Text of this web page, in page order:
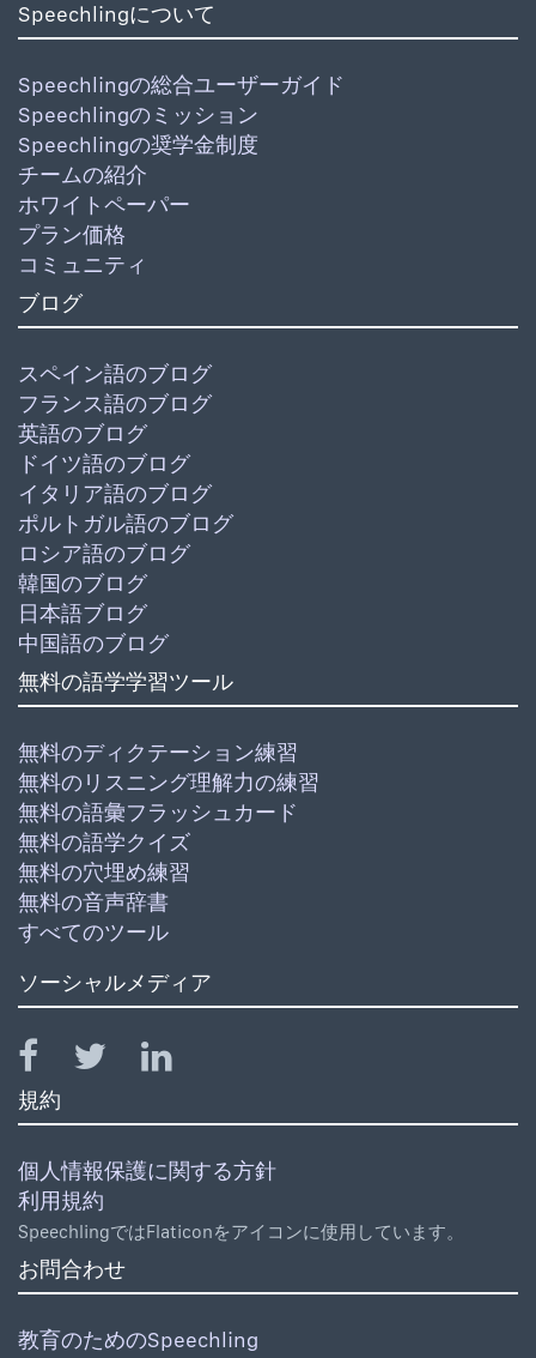
Speechlingについて
Speechlingの総合ユーザーガイド
Speechlingのミッション
Speechlingの奨学金制度
チームの紹介
ホワイトペーパー
プラン価格
コミュニティ
ブログ
スペイン語のブログ
フランス語のブログ
英語のブログ
ドイツ語のブログ
イタリア語のブログ
ポルトガル語のブログ
ロシア語のブログ
韓国のブログ
日本語ブログ
中国語のブログ
無料の語学学習ツール
無料のディクテーション練習
無料のリスニング理解力の練習
無料の語彙フラッシュカード
無料の語学クイズ
無料の穴埋め練習
無料の音声辞書
すべてのツール
ソーシャルメディア
規約
個人情報保護に関する方針
利用規約
SpeechlingではFlaticonをアイコンに使用しています。
お問合わせ
教育のためのSpeechling